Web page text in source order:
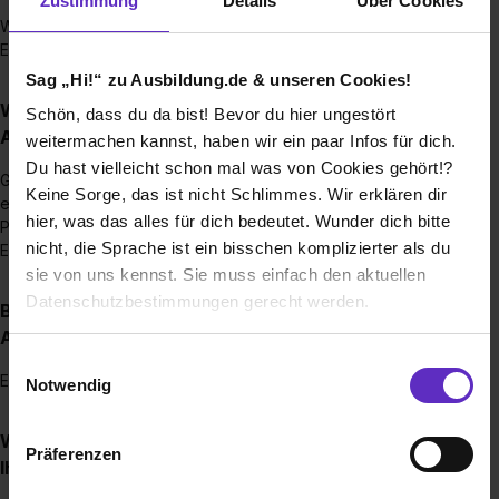
Sag „Hi!“ zu Ausbildung.de & unseren Cookies!
Schön, dass du da bist! Bevor du hier ungestört
weitermachen kannst, haben wir ein paar Infos für dich.
Du hast vielleicht schon mal was von Cookies gehört!?
Keine Sorge, das ist nicht Schlimmes. Wir erklären dir
hier, was das alles für dich bedeutet. Wunder dich bitte
nicht, die Sprache ist ein bisschen komplizierter als du
sie von uns kennst. Sie muss einfach den aktuellen
Datenschutzbestimmungen gerecht werden.
Benutzung der Webseite getroffenen Einstellungen zu
Notwendig
Präferenzen
Wir bieten Ausbildungen im Bereich der Elektrotechnik und
Elektrischen Maschinen- und Antriebstechnik an.
Wie sieht der Bewerbungsprozess für eine
Ausbildungsstelle bei Ihnen aus?
Ganz unkompliziert kommst du einfach zu uns, gewinnst
einen ersten Eindruck, wir tauschen uns aus, sprechen über
Präferenzen, Vorstellungen, Ziele im Leben,
Entwicklungsmöglichkeiten, über dich, mich, uns.
Bis wann muss man sich für einen
Ausbildungsplatz bewerben?
Es gibt keine Bewerbungsfrist.
Wie viele Ausbildungsstellen werden jährlich bei
Ihnen ausgeschrieben?